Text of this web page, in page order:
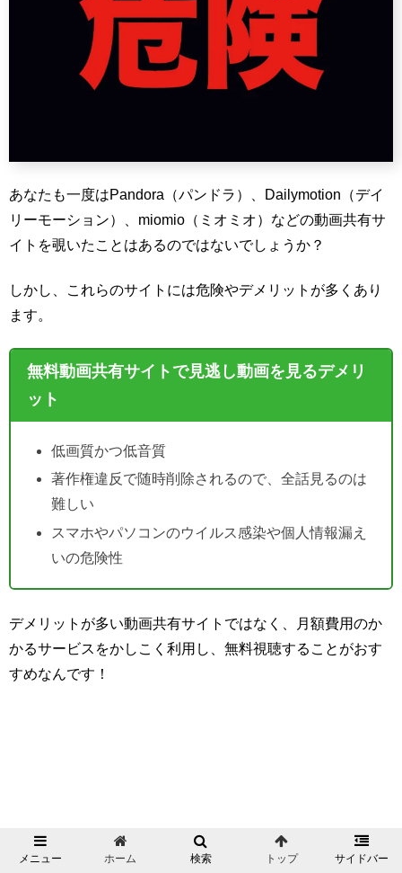
あなたも一度はPandora（パンドラ）、Dailymotion（デイ
リーモーション）、miomio（ミオミオ）などの動画共有サ
イトを覗いたことはあるのではないでしょうか？
しかし、これらのサイトには危険やデメリットが多くあり
ます。
無料動画共有サイトで見逃し動画を見るデメリ
ット
低画質かつ低音質
著作権違反で随時削除されるので、全話見るのは
難しい
スマホやパソコンのウイルス感染や個人情報漏え
いの危険性
デメリットが多い動画共有サイトではなく、月額費用のか
かるサービスをかしこく利用し、無料視聴することがおす
すめなんです！
メニュー ホーム 検索 トップ サイドバー